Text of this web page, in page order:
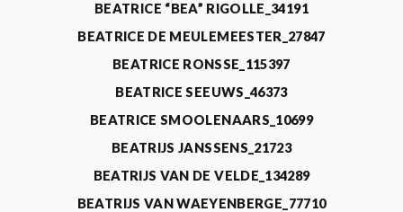
BEATRICE “BEA” RIGOLLE_34191
BEATRICE DE MEULEMEESTER_27847
BEATRICE RONSSE_115397
BEATRICE SEEUWS_46373
BEATRICE SMOOLENAARS_10699
BEATRIJS JANSSENS_21723
BEATRIJS VAN DE VELDE_134289
BEATRIJS VAN WAEYENBERGE_77710